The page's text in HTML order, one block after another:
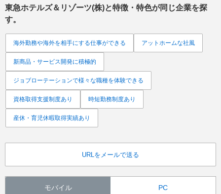
東急ホテルズ＆リゾーツ(株)と特徴・特色が同じ企業を探
す。
海外勤務や海外を相手にする仕事ができる アットホームな社風
新商品・サービス開発に積極的
ジョブローテーションで様々な職種を体験できる
資格取得支援制度あり 時短勤務制度あり
産休・育児休暇取得実績あり
URLをメールで送る
モバイル PC